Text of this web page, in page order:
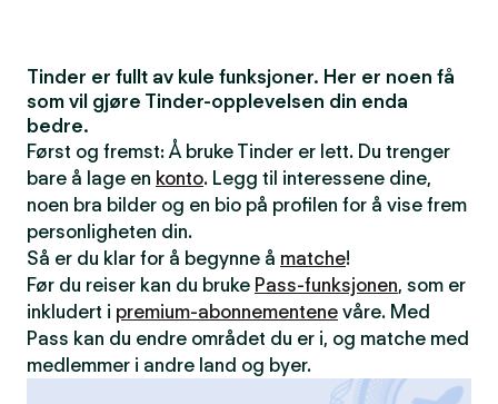
Tinder er fullt av kule funksjoner. Her er noen få
som vil gjøre Tinder-opplevelsen din enda
bedre.
Først og fremst: Å bruke Tinder er lett. Du trenger
bare å lage en konto. Legg til interessene dine,
noen bra bilder og en bio på profilen for å vise frem
personligheten din.
Så er du klar for å begynne å matche!
Før du reiser kan du bruke Pass-funksjonen, som er
inkludert i premium-abonnementene våre. Med
Pass kan du endre området du er i, og matche med
medlemmer i andre land og byer.